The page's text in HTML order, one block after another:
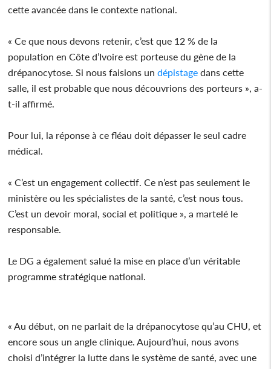
cette avancée dans le contexte national.
« Ce que nous devons retenir, c’est que 12 % de la
population en Côte d’Ivoire est porteuse du gène de la
drépanocytose. Si nous faisions un dépistage dans cette
salle, il est probable que nous découvrions des porteurs », a-
t-il affirmé.
Pour lui, la réponse à ce fléau doit dépasser le seul cadre
médical.
« C’est un engagement collectif. Ce n’est pas seulement le
ministère ou les spécialistes de la santé, c’est nous tous.
C’est un devoir moral, social et politique », a martelé le
responsable.
Le DG a également salué la mise en place d’un véritable
programme stratégique national.
« Au début, on ne parlait de la drépanocytose qu’au CHU, et
encore sous un angle clinique. Aujourd’hui, nous avons
choisi d’intégrer la lutte dans le système de santé, avec une